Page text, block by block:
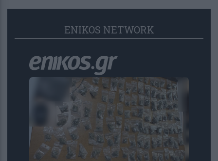
ENIKOS NETWORK